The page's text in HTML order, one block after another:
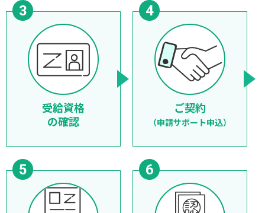
受給資格
の確認
ご契約
（申請サポート申込）